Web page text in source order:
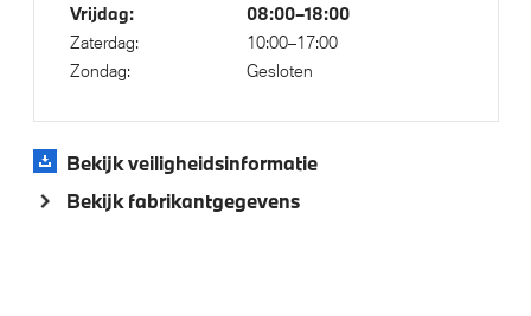
Vrijdag: 08:00–18:00
Zaterdag:
10:00–17:00
Zondag:
Gesloten
Bekijk veiligheidsinformatie
Bekijk fabrikantgegevens